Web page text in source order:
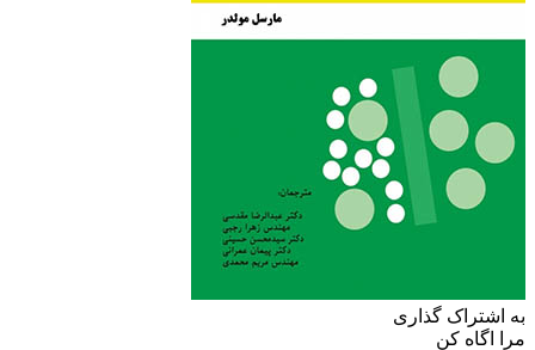
به اشتراک گذاری
مرا اگاه کن